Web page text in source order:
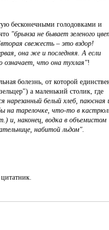
бесконечными голодовками и
"брынза не бывает зеленого
свежесть – это вздор!
она же и последняя. А если
означает, что она тухлая"!
болезнь, от которой
а маленький столик, где
нарезанный белый хлеб, паюсная
на тарелочке, что-то в
и, наконец, водка в объемистом
набитой льдом".